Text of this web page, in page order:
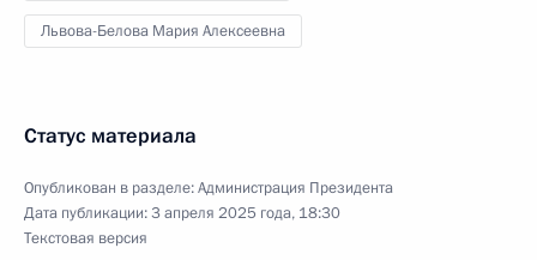
Львова-Белова Мария Алексеевна
Статус материала
Опубликован в разделе:Администрация Президента
Дата публикации:3 апреля 2025 года, 18:30
Текстовая версия